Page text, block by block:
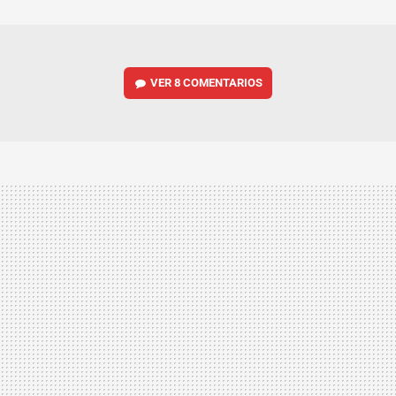
VER8 COMENTARIOS